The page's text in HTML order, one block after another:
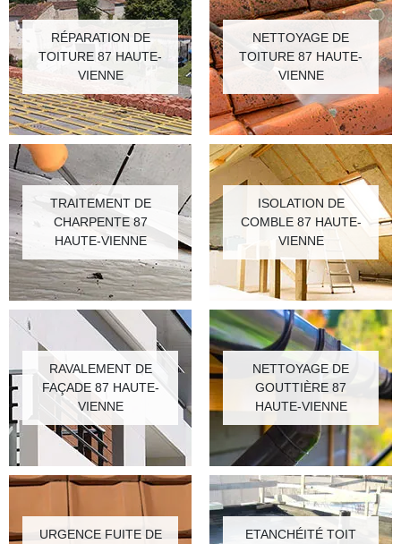
RÉPARATION DE
TOITURE 87 HAUTE-
VIENNE
NETTOYAGE DE
TOITURE 87 HAUTE-
VIENNE
TRAITEMENT DE
CHARPENTE 87
HAUTE-VIENNE
ISOLATION DE
COMBLE 87 HAUTE-
VIENNE
RAVALEMENT DE
FAÇADE 87 HAUTE-
VIENNE
NETTOYAGE DE
GOUTTIÈRE 87
HAUTE-VIENNE
URGENCE FUITE DE
ETANCHÉITÉ TOIT